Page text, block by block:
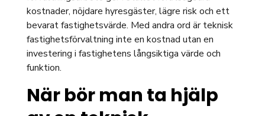
kostnader, nöjdare hyresgäster, lägre risk och ett
bevarat fastighetsvärde. Med andra ord är teknisk
fastighetsförvaltning inte en kostnad utan en
investering i fastighetens långsiktiga värde och
funktion.
När bör man ta hjälp